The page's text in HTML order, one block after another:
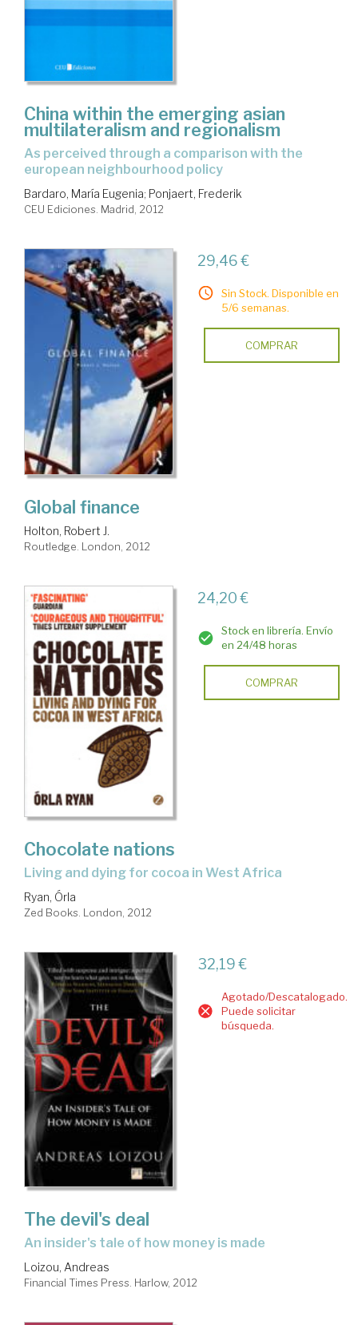
China within the emerging asian
multilateralism and regionalism
as perceived through a comparison with the
european neighbourhood policy
Bardaro, María Eugenia; Ponjaert, Frederik
CEU Ediciones. Madrid, 2012
29,46 €
Sin Stock. Disponible en
5/6 semanas.
COMPRAR
Global finance
Holton, Robert J.
Routledge. London, 2012
24,20 €
Stock en librería. Envío
en 24/48 horas
COMPRAR
Chocolate nations
living and dying for cocoa in West Africa
Ryan, Órla
Zed Books. London, 2012
32,19 €
Agotado/Descatalogado.
Puede solicitar
búsqueda.
The devil's deal
an insider's tale of how money is made
Loizou, Andreas
Financial Times Press. Harlow, 2012